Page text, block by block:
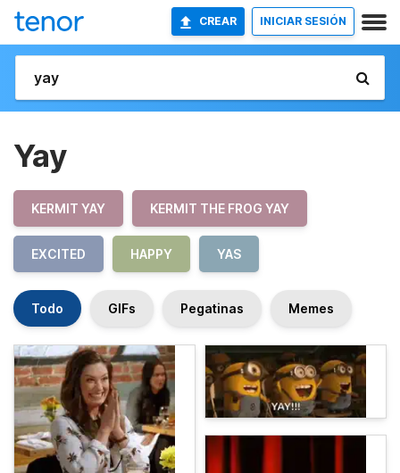
CREAR INICIAR SESIÓN
Yay
KERMIT YAY KERMIT THE FROG YAY
EXCITED HAPPY YAS
Todo GIFs Pegatinas Memes